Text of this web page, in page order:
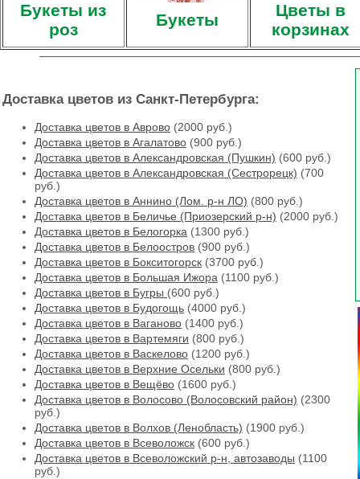
Букеты из
роз
Букеты
Цветы в
корзинах
Доставка цветов из Санкт-Петербурга:
Доставка цветов в Аврово (2000 руб.)
Доставка цветов в Агалатово (900 руб.)
Доставка цветов в Александровская (Пушкин) (600 руб.)
Доставка цветов в Александровская (Сестрорецк) (700
руб.)
Доставка цветов в Аннино (Лом. р-н ЛО) (800 руб.)
Доставка цветов в Беличье (Приозерский р-н) (2000 руб.)
Доставка цветов в Белогорка (1300 руб.)
Доставка цветов в Белоостров (900 руб.)
Доставка цветов в Бокситогорск (3700 руб.)
Доставка цветов в Большая Ижора (1100 руб.)
Доставка цветов в Бугры (600 руб.)
Доставка цветов в Будогощь (4000 руб.)
Доставка цветов в Ваганово (1400 руб.)
Доставка цветов в Вартемяги (800 руб.)
Доставка цветов в Васкелово (1200 руб.)
Доставка цветов в Верхние Осельки (800 руб.)
Доставка цветов в Вещёво (1600 руб.)
Доставка цветов в Волосово (Волосовский район) (2300
руб.)
Доставка цветов в Волхов (Ленобласть) (1900 руб.)
Доставка цветов в Всеволожск (600 руб.)
Доставка цветов в Всеволожский р-н, автозаводы (1100
руб.)